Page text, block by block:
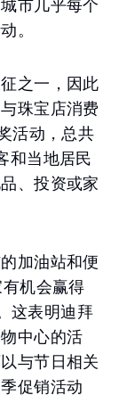
市几乎每个
。
之一，因此
珠宝店消费
活动，总共
和当地居民
、投资或家
加油站和便
机会赢得
这表明迪拜
中心的活
与节日相关
促销活动